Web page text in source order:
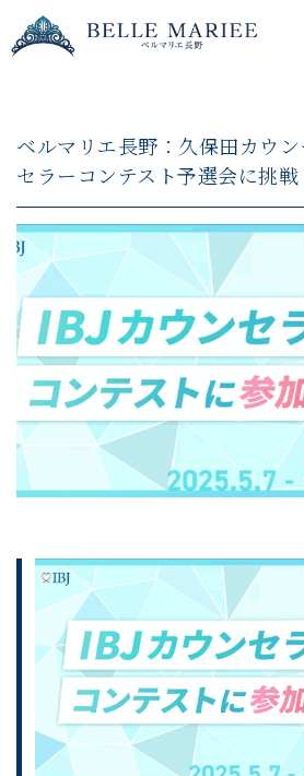
ベルマリエ長野：久保田カウ
セラーコンテスト予選会に挑戦